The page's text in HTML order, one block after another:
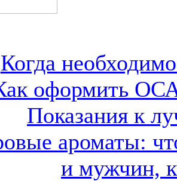
Когда
оформить
Показания к
ароматы:
и мужчин,